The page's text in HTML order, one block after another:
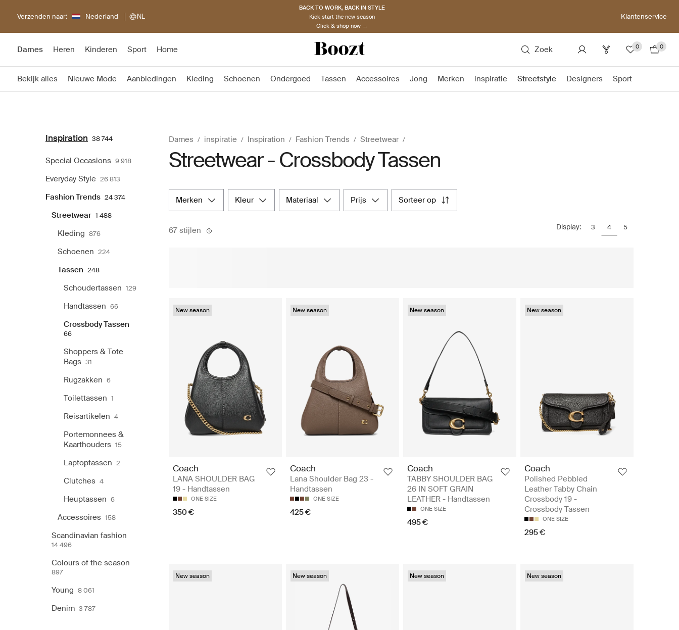
Verzenden naar: Nederland NL
BACK TO WORK, BACK IN STYLE
Kick start the new season
Click & shop now →
Klantenservice
Dames Heren Kinderen Sport Home Zoek 0 0
Bekijk alles Nieuwe Mode Aanbiedingen Kleding Schoenen Ondergoed Tassen Accessoires Jong Merken inspiratie Streetstyle Designers Sport
Inspiration 38 744
Special Occasions 9 918
Everyday Style 26 813
Fashion Trends 24 374
Streetwear 1 488
Kleding 876
Schoenen 224
Tassen 248
Schoudertassen 129
Handtassen 66
Crossbody Tassen
66
Shoppers & Tote
Bags 31
Rugzakken 6
Toilettassen 1
Reisartikelen 4
Portemonnees &
Kaarthouders 15
Laptoptassen 2
Clutches 4
Heuptassen 6
Accessoires 158
Scandinavian fashion
14 496
Colours of the season
897
Young 8 061
Denim 3 787
Dames inspiratie Inspiration Fashion Trends Streetwear
Streetwear - Crossbody Tassen
merken kleur materiaal prijs sorteer op
67 stijlen Display: 3 4 5
New season
Coach
LANA SHOULDER BAG
19 - Handtassen
ONE SIZE
350 €
New season
Coach
Lana Shoulder Bag 23 -
Handtassen
ONE SIZE
425 €
New season
Coach
TABBY SHOULDER BAG
26 IN SOFT GRAIN
LEATHER - Handtassen
ONE SIZE
495 €
New season
Coach
Polished Pebbled
Leather Tabby Chain
Crossbody 19 -
Crossbody Tassen
ONE SIZE
295 €
New season New season New season New season